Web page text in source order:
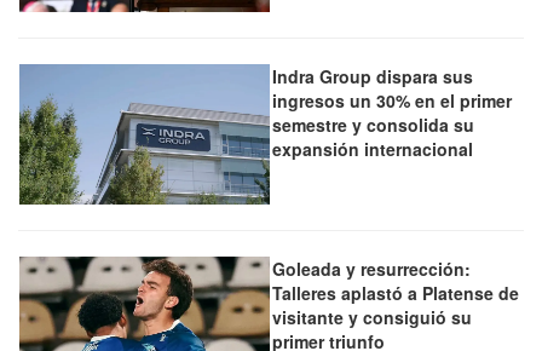
Indra Group dispara sus
ingresos un 30% en el primer
semestre y consolida su
expansión internacional
Goleada y resurrección:
Talleres aplastó a Platense de
visitante y consiguió su
primer triunfo